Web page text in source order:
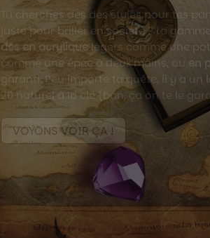
Lespistes de dés Epic Forgete
pro, sans déranger tout le royaume. En
protègent ta table (et ton honneur) à
arène pour tes D20 les plus épiques !
VOYONS VOIR ÇA !